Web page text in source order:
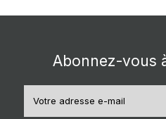
Abonnez-vous